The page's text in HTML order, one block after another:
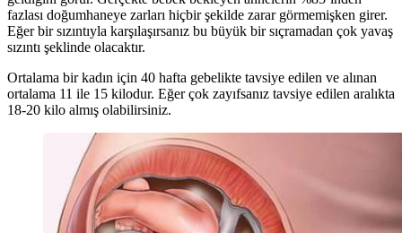
fazlası doğumhaneye zarları hiçbir şekilde zarar görmemişken girer.
Eğer bir sızıntıyla karşılaşırsanız bu büyük bir sıçramadan çok yavaş
sızıntı şeklinde olacaktır.
Ortalama bir kadın için 40 hafta gebelikte tavsiye edilen ve alınan
ortalama 11 ile 15 kilodur. Eğer çok zayıfsanız tavsiye edilen aralıkta
18-20 kilo almış olabilirsiniz.